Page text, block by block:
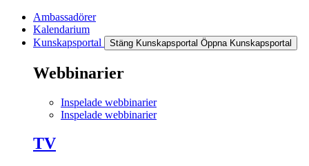
Ambassadörer
Kalendarium
Kunskapsportal
Stäng Kunskapsportal Öppna Kunskapsportal
Webbinarier
Inspelade webbinarier
Inspelade webbinarier
TV